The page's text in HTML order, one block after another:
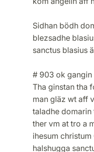
Sidhan bödh
blezsadhe
sanctus blasius
# 903 ok gangin
Tha ginstan tha
man gläz wt aff
taladhe domarin
ther vm at tro a
ihesum
halshugga